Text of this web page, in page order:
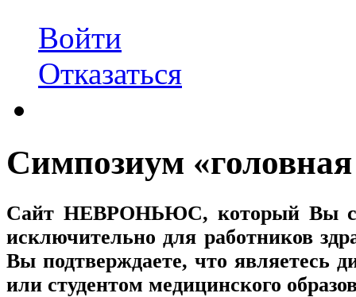
Войти
Отказаться
Симпозиум
Сайт НЕВРОНЬЮС, который Вы
исключительно для работников
Вы подтверждаете, что являетесь
или студентом медицинского